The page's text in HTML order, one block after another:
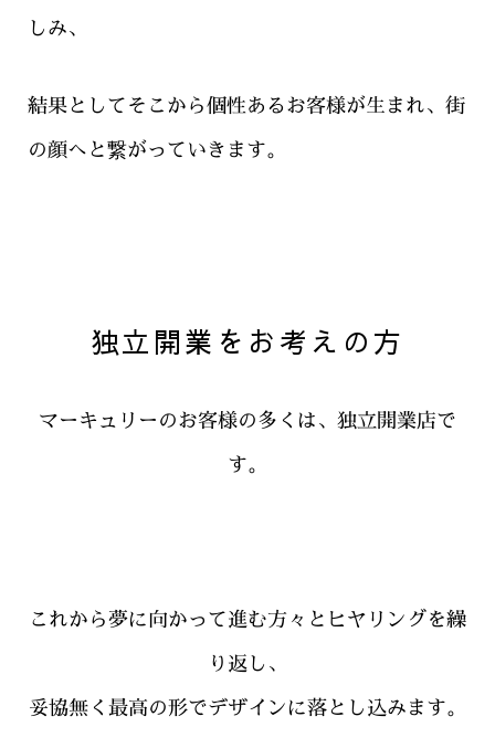
しみ、
結果としてそこから個性あるお客様が生まれ、街
の顔へと繋がっていきます。
独立開業をお考えの方
マーキュリーのお客様の多くは、独立開業店で
す。
これから夢に向かって進む方々とヒヤリングを繰
り返し、
妥協無く最高の形でデザインに落とし込みます。